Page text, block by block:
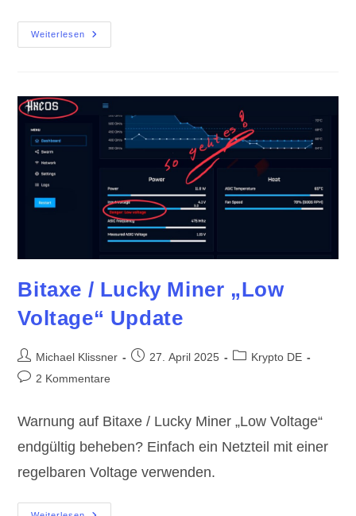
Weiterlesen
Btiaxe
Gamma
Bitaxe / Lucky Miner „Low
Voltage“ Update
Beitrags-
Autor:
Michael Klissner
Beitrag27. April 2025
Beitrags-
Krypto DE
Beitrags-
2 Kommentare
Warnung auf Bitaxe / Lucky Miner „Low Voltage“
endgültig beheben? Einfach ein Netzteil mit einer
regelbaren Voltage verwenden.